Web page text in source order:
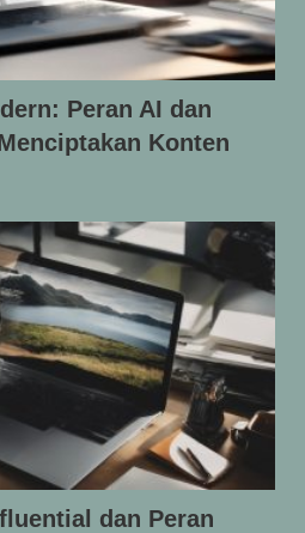
Peran AI dan
Konten
dan Peran